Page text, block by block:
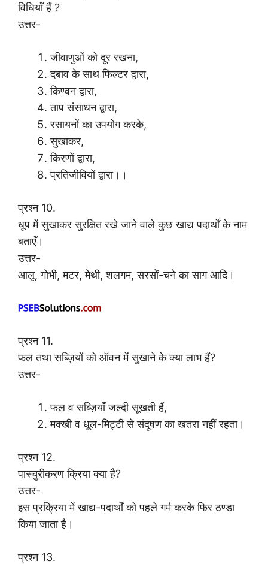
विधियाँ हैं ?
उत्तर-
जीवाणुओं को दूर रखना,
दबाव के साथ फिल्टर द्वारा,
किण्वन द्वारा,
ताप संसाधन द्वारा,
रसायनों का उपयोग करके,
सुखाकर,
किरणों द्वारा,
प्रतिजीवियों द्वारा।।
प्रश्न 10.
धूप में सुखाकर सुरक्षित रखे जाने वाले कुछ खाद्य पदार्थों के नाम
बताएँ।
उत्तर-
आलू, गोभी, मटर, मेथी, शलगम, सरसों-चने का साग आदि।
प्रश्न 11.
फल तथा सब्ज़ियों को ऑवन में सुखाने के क्या लाभ हैं?
उत्तर-
फल व सब्ज़ियाँ जल्दी सूखती हैं,
मक्खी व धूल-मिट्टी से संदूषण का खतरा नहीं रहता।
प्रश्न 12.
पास्चुरीकरण क्रिया क्या है?
उत्तर-
इस प्रक्रिया में खाद्य-पदार्थों को पहले गर्म करके फिर ठण्डा
किया जाता है।
प्रश्न 13.